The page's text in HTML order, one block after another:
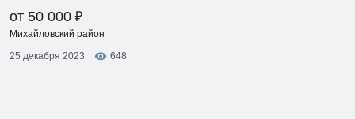
от 50 000 ₽
Михайловский район
25 декабря 2023
648